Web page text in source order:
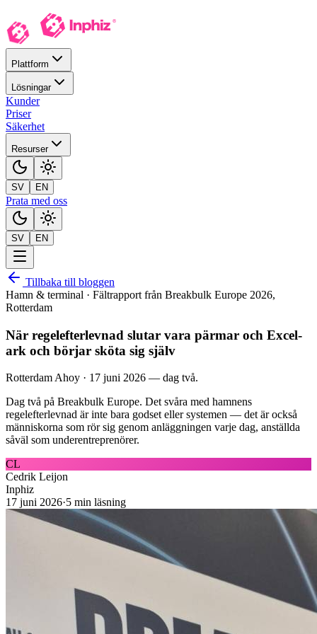
Plattform
Lösningar
Kunder
Priser
Säkerhet
Resurser
SV EN
Prata med oss
SV EN
Tillbaka till bloggen
Hamn & terminal · Fältrapport från Breakbulk Europe 2026,
Rotterdam
När regelefterlevnad slutar vara pärmar och Excel-
ark och börjar sköta sig själv
Rotterdam Ahoy · 17 juni 2026 — dag två.
Dag två på Breakbulk Europe. Det svåra med hamnens
regelefterlevnad är inte bara godset eller systemen — det är också
människorna som rör sig genom anläggningen varje dag, anställda
såväl som underentreprenörer.
CL
Cedrik Leijon
Inphiz
17 juni 2026·5 min läsning